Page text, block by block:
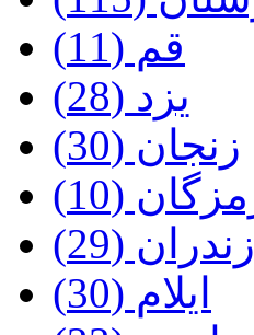
قم‌ (11)
یزد (28)
زنجان‌ (30)
(10)
(29)
ایلام‌ (30)